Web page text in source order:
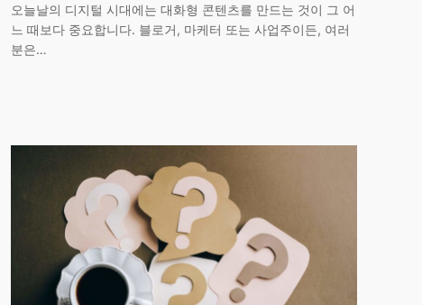
오늘날의 디지털 시대에는 대화형 콘텐츠를 만드는 것이 그 어
느 때보다 중요합니다. 블로거, 마케터 또는 사업주이든, 여러
분은…